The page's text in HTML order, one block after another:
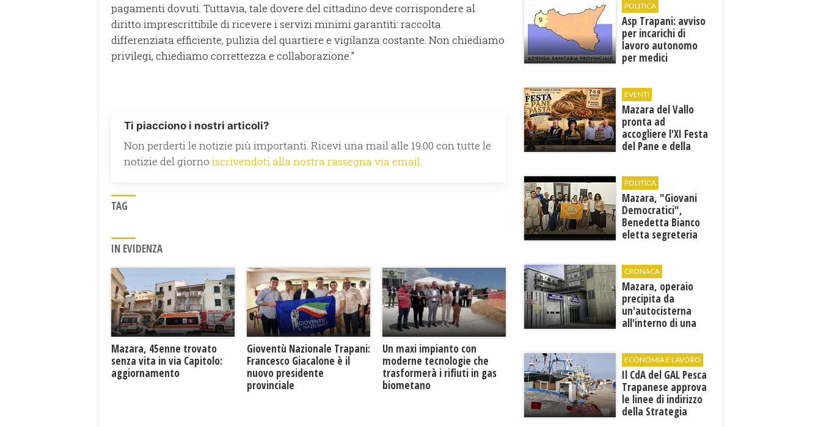
pagamenti dovuti. Tuttavia, tale dovere del cittadino deve corrispondere al
diritto imprescrittibile di ricevere i servizi minimi garantiti: raccolta
differenziata efficiente, pulizia del quartiere e vigilanza costante. Non chiediamo
privilegi, chiediamo correttezza e collaborazione."
Ti piacciono i nostri articoli?
Non perderti le notizie più importanti. Ricevi una mail alle 19.00 con tutte le
notizie del giorno iscrivendoti alla nostra rassegna via email.
TAG
IN EVIDENZA
Mazara, 45enne trovato
senza vita in via Capitolo:
aggiornamento
Gioventù Nazionale Trapani:
Francesco Giacalone è il
nuovo presidente
provinciale
Un maxi impianto con
moderne tecnologie che
trasformerà i rifiuti in gas
biometano
POLITICA
Asp Trapani: avviso
per incarichi di
lavoro autonomo
per medici
EVENTI
Mazara del Vallo
pronta ad
accogliere l'XI Festa
del Pane e della
POLITICA
Mazara, "Giovani
Democratici",
Benedetta Bianco
eletta segreteria
CRONACA
Mazara, operaio
precipita da
un'autocisterna
all'interno di una
Sofia"
ECONOMIA E LAVORO
Il CdA del GAL Pesca
Trapanese approva
le linee di indirizzo
della Strategia